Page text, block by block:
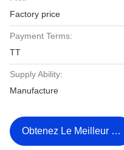
Factory price
Payment Terms:
TT
Supply Ability:
Manufacture
Obtenez Le Meilleur Prix